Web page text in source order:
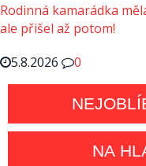
Rodinná kamarádka
ale přišel až potom!
5.8.2026
0
NA